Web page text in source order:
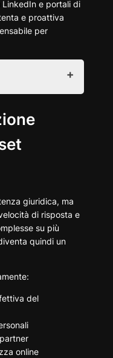
LinkedIn e portali di
e proattiva
per
avvocato
deontologiche?
per un'ottima
equilibrio
specifici
promozionale
avvocato
di qualità
avvocato con
automatico
proattivo
patrimonio da
giuridica, ma
di risposta e
su più
quindi un
del
online